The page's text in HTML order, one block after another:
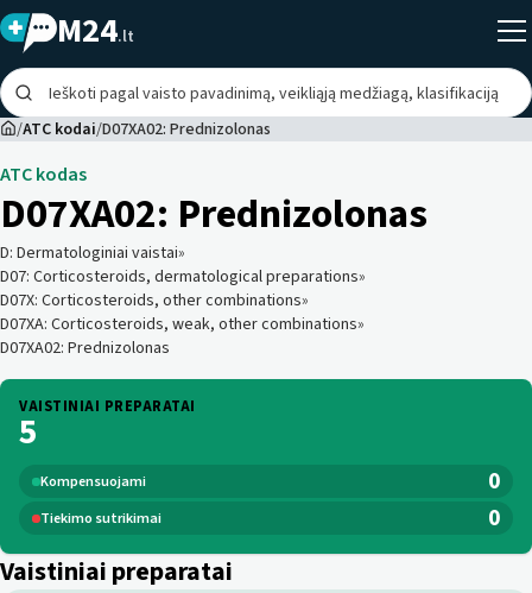
M24.lt
/ATC kodai/D07XA02: Prednizolonas
ATC kodas
D07XA02: Prednizolonas
D: Dermatologiniai vaistai»
D07: Corticosteroids, dermatological preparations»
D07X: Corticosteroids, other combinations»
D07XA: Corticosteroids, weak, other combinations»
D07XA02: Prednizolonas
VAISTINIAI PREPARATAI
5
Kompensuojami 0
Tiekimo sutrikimai 0
Vaistiniai preparatai